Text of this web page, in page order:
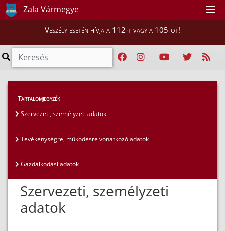
Zala Vármegye
Veszély esetén hívja a 112-t vagy a 105-öt!
Közérdekű adatok
Szervezeti, személyzeti adatok
Tartalomjegyzék
Szervezeti, személyzeti adatok
Tevékenységre, működésre vonatkozó adatok
Gazdálkodási adatok
Szervezeti, személyzeti
adatok